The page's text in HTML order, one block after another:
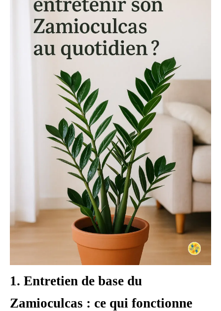
1. Entretien de base du
Zamioculcas : ce qui fonctionne